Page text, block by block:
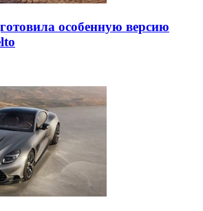
особенную версию